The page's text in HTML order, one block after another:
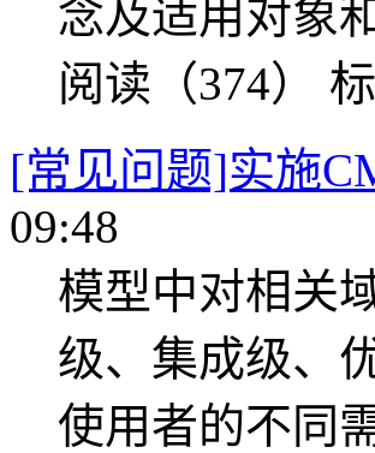
念及适用对象
阅读（374）
[常见问题]实施
09:48
模型中对相关
级、集成级、
使用者的不同